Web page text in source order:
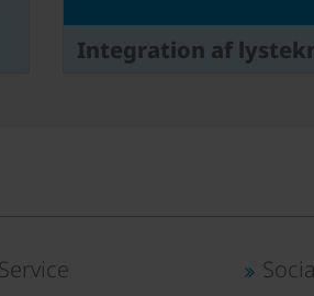
Integration af
Service